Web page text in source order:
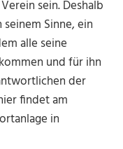
sein. Deshalb
Sinne, ein
alle seine
und für ihn
der
findet am
in